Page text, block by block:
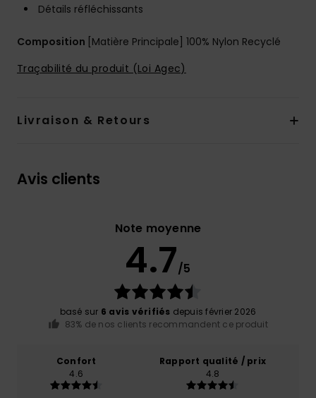
Détails réfléchissants
Composition [Matière Principale] 100% Nylon Recyclé
Traçabilité du produit (Loi Agec)
Livraison & Retours
Avis clients
Note moyenne
4.7/5
basé sur 6 avis vérifiés depuis février 2026
83% de nos clients recommandent ce produit
Confort
4.6
Rapport qualité / prix
4.8